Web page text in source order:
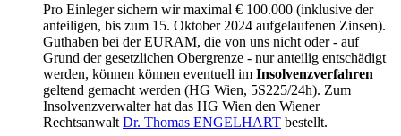
Pro Einleger sichern wir maximal € 100.000 (inklusive der
anteiligen, bis zum 15. Oktober 2024 aufgelaufenen Zinsen).
Guthaben bei der EURAM, die von uns nicht oder - auf
Grund der gesetzlichen Obergrenze - nur anteilig entschädigt
werden, können können eventuell im Insolvenzverfahren
geltend gemacht werden (HG Wien, 5S225/24h). Zum
Insolvenzverwalter hat das HG Wien den Wiener
Rechtsanwalt Dr. Thomas ENGELHART bestellt.